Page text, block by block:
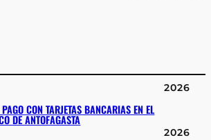
2026
CON TARJETAS BANCARIAS EN EL
DE ANTOFAGASTA
2026